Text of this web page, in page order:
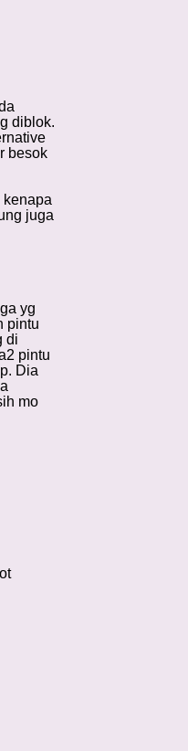
diblok.
besok
kenapa
juga
yg
pintu
di
pintu
Dia
mo